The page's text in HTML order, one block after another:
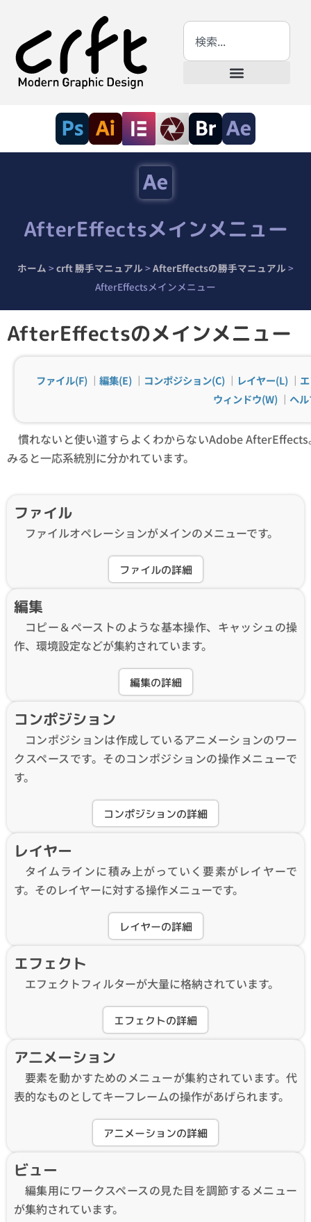
AfterEffectsメインメニュー
ホーム > crft 勝手マニュアル > AfterEffectsの勝手マニュアル >
AfterEffectsメインメニュー
AfterEffectsのメインメニュー
ファイル(F)｜ 編集(E)｜ コンポジション(C)｜ レイヤー(L)｜
ウィンドウ(W) ｜ ヘ
慣れないと使い道すらよくわからないAdobe
みると一応系統別に分かれています。
ファイル
ファイルオペレーションがメインのメニューです。
ファイルの詳細
編集
コピー＆ペーストのような基本操作、キャッシュの操
作、環境設定などが集約されています。
編集の詳細
コンポジション
コンポジションは作成しているアニメーションのワー
クスペースです。そのコンポジションの操作メニューで
す。
コンポジションの詳細
レイヤー
タイムラインに積み上がっていく要素がレイヤーで
す。そのレイヤーに対する操作メニューです。
レイヤーの詳細
エフェクト
エフェクトフィルターが大量に格納されています。
エフェクトの詳細
ア二メーション
要素を動かすためのメニューが集約されています。代
表的なものとしてキーフレームの操作があげられます。
アニメーションの詳細
ビュー
編集用にワークスペースの見た目を調節するメニュー
が集約されています。